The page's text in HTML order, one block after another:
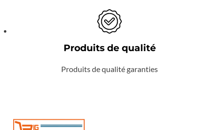
Produits de qualité
Produits de qualité garanties